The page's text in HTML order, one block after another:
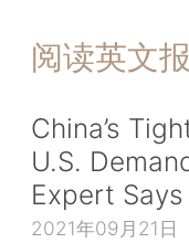
阅读英文
China’s
U.S.
Expert Says
2021年09月21日